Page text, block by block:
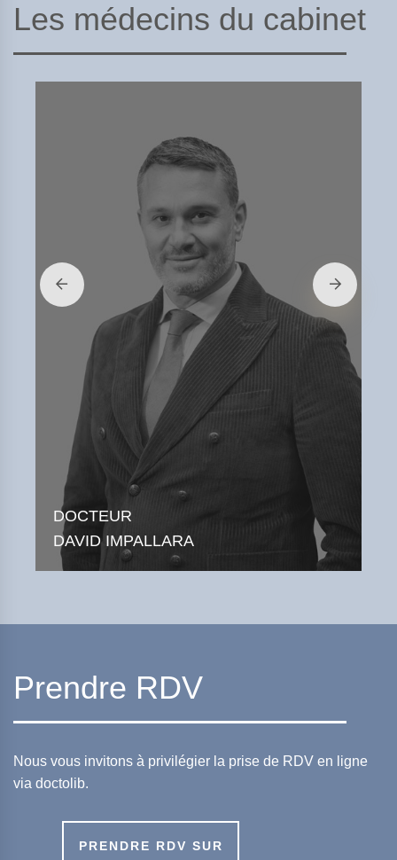
Les médecins du cabinet
DOCTEUR
DAVID IMPALLARA
Prendre RDV
Nous vous invitons à privilégier la prise de RDV en ligne
via doctolib.
PRENDRE RDV SUR